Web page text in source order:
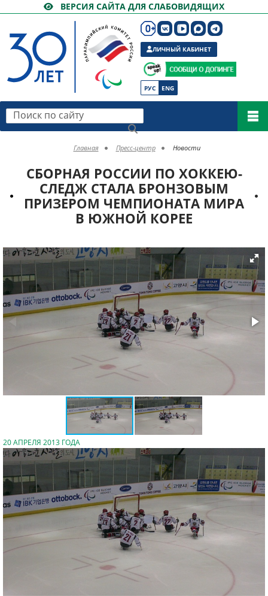
ВЕРСИЯ САЙТА ДЛЯ СЛАБОВИДЯЩИХ
РУС ENG
ЛИЧНЫЙ КАБИНЕТ
Поиск по сайту
Главная Пресс-центр Новости
СБОРНАЯ РОССИИ ПО ХОККЕЮ-
СЛЕДЖ СТАЛА БРОНЗОВЫМ
ПРИЗЕРОМ ЧЕМПИОНАТА МИРА
В ЮЖНОЙ КОРЕЕ
20 АПРЕЛЯ 2013 ГОДА